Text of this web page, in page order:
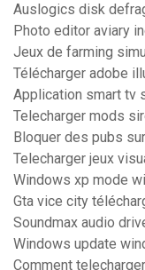
Auslogics disk
Photo editor aviary
Jeux de farming
Télécharger adobe
Application smart tv
Telecharger mods
Bloquer des pubs
Telecharger jeux
Windows xp mode
Gta vice city
Soundmax audio
Windows update
Comment